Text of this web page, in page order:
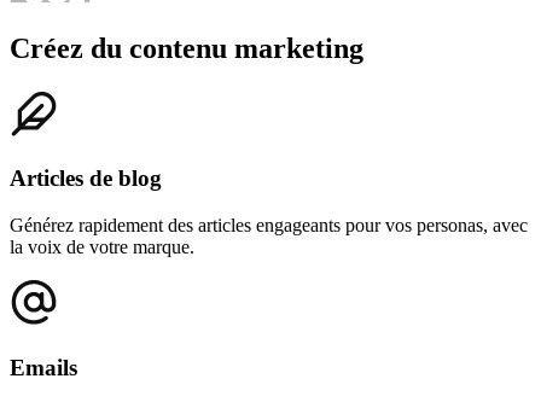
Créez du contenu marketing
Articles de blog
Générez rapidement des articles engageants pour vos personas, avec
la voix de votre marque.
Emails